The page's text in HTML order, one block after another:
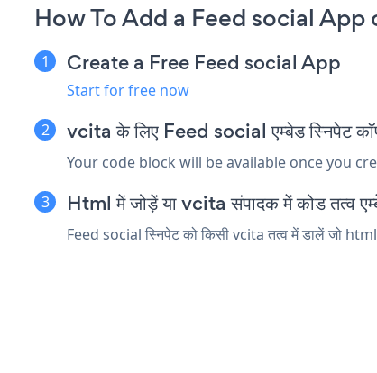
How To Add a Feed social App
Create a Free Feed social App
Start for free now
vcita के लिए Feed social एम्बेड स्निपेट
Your code block will be available once you
Html में जोड़ें या vcita संपादक में कोड तत्व
Feed social स्निपेट को किसी vcita तत्व में डालें जो